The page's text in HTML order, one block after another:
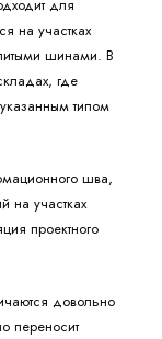
для
на участках
шинами. В
где
типом
шва,
на участках
проектного
довольно
переносит